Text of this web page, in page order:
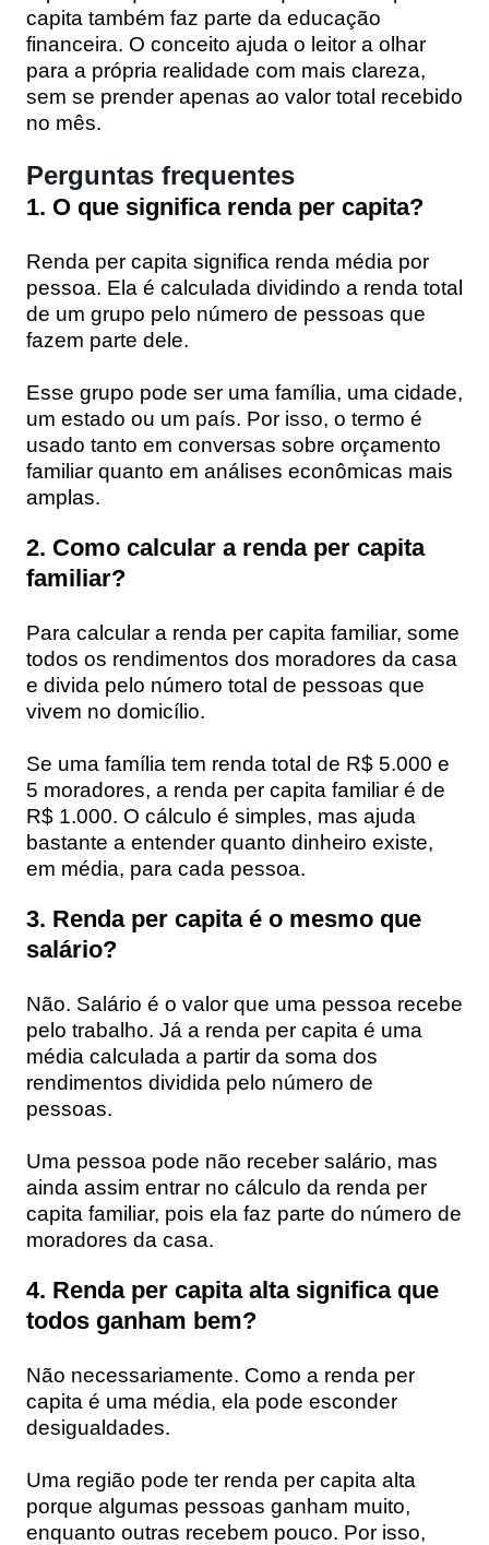
capita também faz parte da educação
financeira. O conceito ajuda o leitor a olhar
para a própria realidade com mais clareza,
sem se prender apenas ao valor total recebido
no mês.
Perguntas frequentes
1. O que significa renda per capita?
Renda per capita significa renda média por
pessoa. Ela é calculada dividindo a renda total
de um grupo pelo número de pessoas que
fazem parte dele.
Esse grupo pode ser uma família, uma cidade,
um estado ou um país. Por isso, o termo é
usado tanto em conversas sobre orçamento
familiar quanto em análises econômicas mais
amplas.
2. Como calcular a renda per capita
familiar?
Para calcular a renda per capita familiar, some
todos os rendimentos dos moradores da casa
e divida pelo número total de pessoas que
vivem no domicílio.
Se uma família tem renda total de R$ 5.000 e
5 moradores, a renda per capita familiar é de
R$ 1.000. O cálculo é simples, mas ajuda
bastante a entender quanto dinheiro existe,
em média, para cada pessoa.
3. Renda per capita é o mesmo que
salário?
Não. Salário é o valor que uma pessoa recebe
pelo trabalho. Já a renda per capita é uma
média calculada a partir da soma dos
rendimentos dividida pelo número de
pessoas.
Uma pessoa pode não receber salário, mas
ainda assim entrar no cálculo da renda per
capita familiar, pois ela faz parte do número de
moradores da casa.
4. Renda per capita alta significa que
todos ganham bem?
Não necessariamente. Como a renda per
capita é uma média, ela pode esconder
desigualdades.
Uma região pode ter renda per capita alta
porque algumas pessoas ganham muito,
enquanto outras recebem pouco. Por isso,